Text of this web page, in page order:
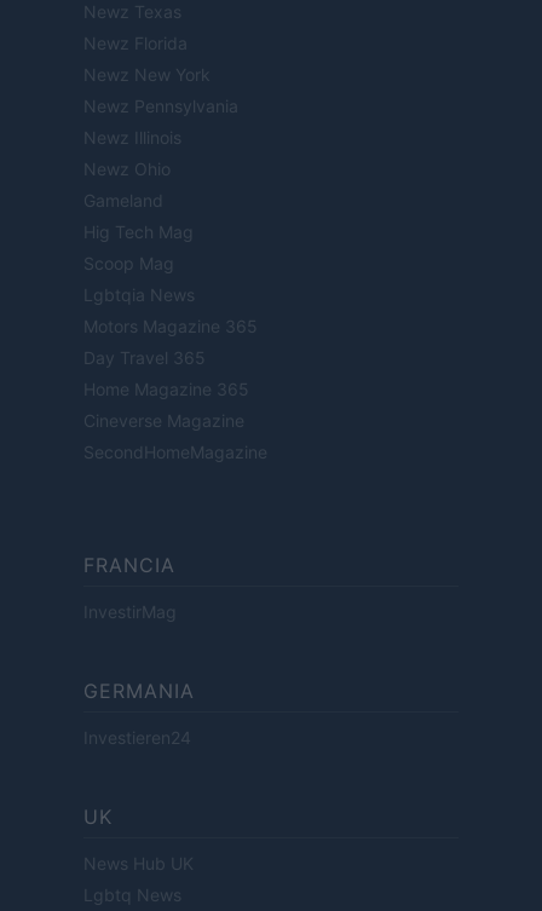
Newz Texas
Newz Florida
Newz New York
Newz Pennsylvania
Newz Illinois
Newz Ohio
Gameland
Hig Tech Mag
Scoop Mag
Lgbtqia News
Motors Magazine 365
Day Travel 365
Home Magazine 365
Cineverse Magazine
SecondHomeMagazine
FRANCIA
InvestirMag
GERMANIA
Investieren24
UK
News Hub UK
Lgbtq News